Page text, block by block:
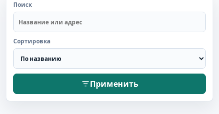
Поиск
Сортировка
Применить